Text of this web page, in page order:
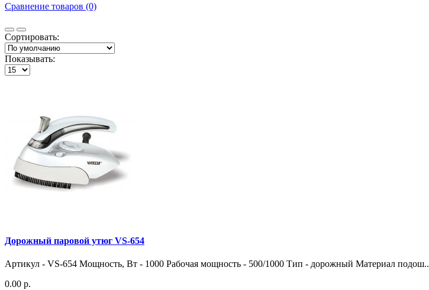
Сравнение товаров (0)
Сортировать:
Показывать:
Дорожный паровой утюг VS-654
Артикул - VS-654 Мощность, Вт - 1000 Рабочая мощность - 500/1000 Тип - дорожный Материал подош..
0.00 р.